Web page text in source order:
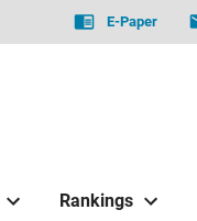
E-Paper
Rankings